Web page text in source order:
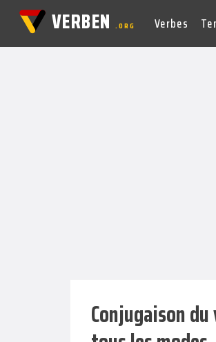
VERBEN.ORG Verbes
Conjugaison